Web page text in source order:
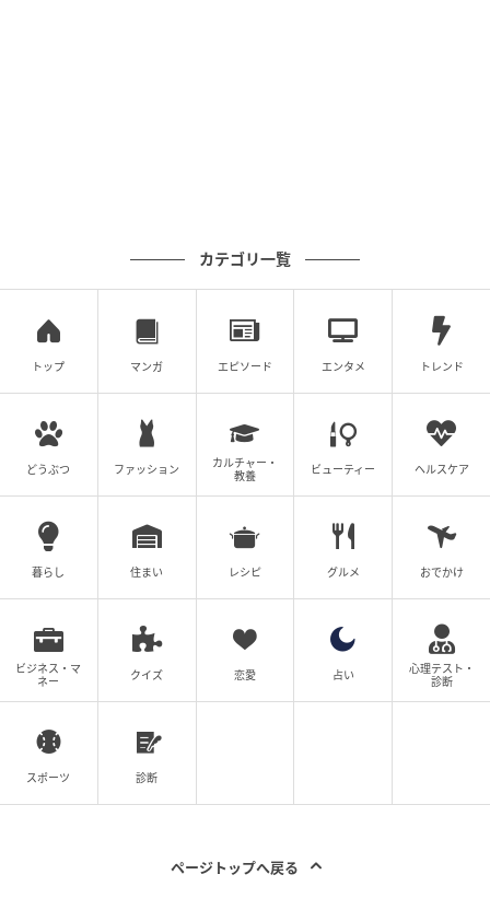
GLOW Online（グローオンライン）
提供元：WEAR by ZOZO ID：＠asmn333
asaminさん
158cm
〈着用アイテム〉
スキッパーブラウス／COLLAGE GALLARDA GALANTE
スカート／COLLAGE GALLARDA GALANTE
ネックレス／PAPILLONNER
透け感があるシアー素材なら、マイルドな印象になる
のでトレンドカラーも取り入れやすいのが魅力。しな
に馴染んで着痩せ効果も期待できそう。
カテゴリ一覧
トップ マンガ エピソード エンタメ トレンド
どうぶつ ファッション
カルチャー・
教養
ビューティー ヘルスケア
暮らし 住まい レシピ グルメ おでかけ
ビジネス・マ
ネー
クイズ 恋愛 占い
心理テスト・
診断
スポーツ 診断
ページトップへ戻る